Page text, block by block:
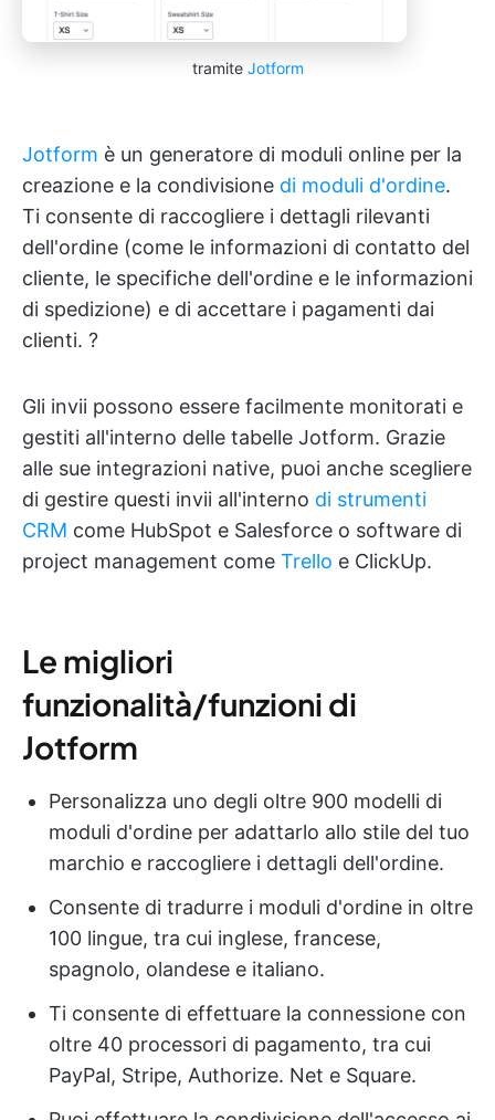
tramite Jotform
Jotform è un generatore di moduli online per la
creazione e la condivisione di moduli d'ordine.
Ti consente di raccogliere i dettagli rilevanti
dell'ordine (come le informazioni di contatto del
cliente, le specifiche dell'ordine e le informazioni
di spedizione) e di accettare i pagamenti dai
clienti. ?
Gli invii possono essere facilmente monitorati e
gestiti all'interno delle tabelle Jotform. Grazie
alle sue integrazioni native, puoi anche scegliere
di gestire questi invii all'interno di strumenti
CRM come HubSpot e Salesforce o software di
project management come Trello e ClickUp.
Le migliori
funzionalità/funzioni di
Jotform
Personalizza uno degli oltre 900 modelli di
moduli d'ordine per adattarlo allo stile del tuo
marchio e raccogliere i dettagli dell'ordine.
Consente di tradurre i moduli d'ordine in oltre
100 lingue, tra cui inglese, francese,
spagnolo, olandese e italiano.
Ti consente di effettuare la connessione con
oltre 40 processori di pagamento, tra cui
PayPal, Stripe, Authorize. Net e Square.